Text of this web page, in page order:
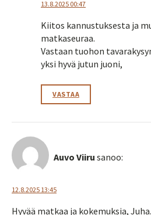
13.8.2025 00:47
Kiitos kannustuksesta ja
matkaseuraa.
Vastaan tuohon
yksi hyvä jutun juoni,
VASTAA
Auvo Viiru sanoo:
12.8.2025 13:45
Hyvää matkaa ja kokemuksia, Juha.